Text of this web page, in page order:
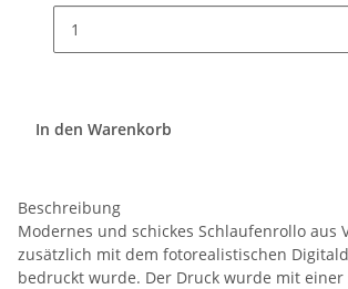
In den Warenkorb
Beschreibung
Modernes und schickes Schlaufenrollo aus
zusätzlich mit dem fotorealistischen
bedruckt wurde. Der Druck wurde mit einer